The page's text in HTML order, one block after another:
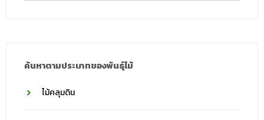
ค้นหาตามประเภทของพันธุ์ไม้
ไม้คลุมดิน